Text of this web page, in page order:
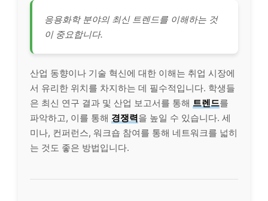
응용화학 분야의 최신 트렌드를 이해하는 것
이 중요합니다.
산업 동향이나 기술 혁신에 대한 이해는 취업 시장에
서 유리한 위치를 차지하는 데 필수적입니다. 학생들
은 최신 연구 결과 및 산업 보고서를 통해 트렌드를
파악하고, 이를 통해 경쟁력을 높일 수 있습니다. 세
미나, 컨퍼런스, 워크숍 참여를 통해 네트워크를 넓히
는 것도 좋은 방법입니다.